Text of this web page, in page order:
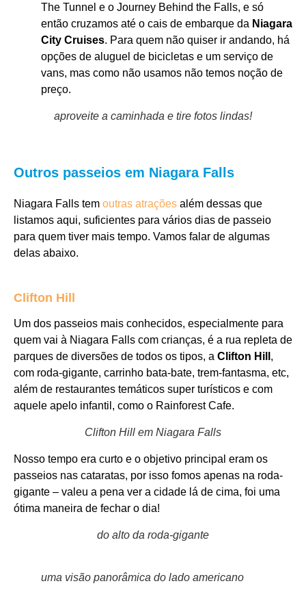
The Tunnel e o Journey Behind the Falls, e só
então cruzamos até o cais de embarque da Niagara
City Cruises. Para quem não quiser ir andando, há
opções de aluguel de bicicletas e um serviço de
vans, mas como não usamos não temos noção de
preço.
aproveite a caminhada e tire fotos lindas!
Outros passeios em Niagara Falls
Niagara Falls tem outras atrações além dessas que
listamos aqui, suficientes para vários dias de passeio
para quem tiver mais tempo. Vamos falar de algumas
delas abaixo.
Clifton Hill
Um dos passeios mais conhecidos, especialmente para
quem vai à Niagara Falls com crianças, é a rua repleta de
parques de diversões de todos os tipos, a Clifton Hill ,
com roda-gigante, carrinho bata-bate, trem-fantasma, etc,
além de restaurantes temáticos super turísticos e com
aquele apelo infantil, como o Rainforest Cafe.
Clifton Hill em Niagara Falls
Nosso tempo era curto e o objetivo principal eram os
passeios nas cataratas, por isso fomos apenas na roda-
gigante – valeu a pena ver a cidade lá de cima, foi uma
ótima maneira de fechar o dia!
do alto da roda-gigante
uma visão panorâmica do lado americano